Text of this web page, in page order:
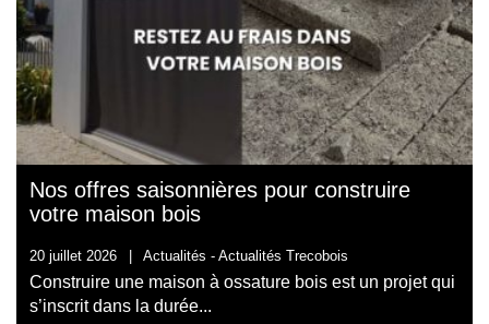
Nos offres saisonnières pour construire
votre maison bois
20 juillet 2026 | Actualités - Actualités Trecobois
Construire une maison à ossature bois est un projet qui
s’inscrit dans la durée...